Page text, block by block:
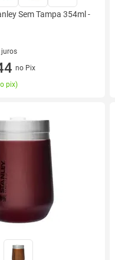
Sem Tampa 354ml -
juros
jurosno Pix
pix)